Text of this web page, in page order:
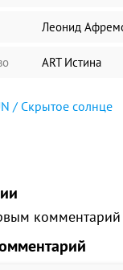
Леонид
ART Истина
/ Скрытое солнце
комментарий